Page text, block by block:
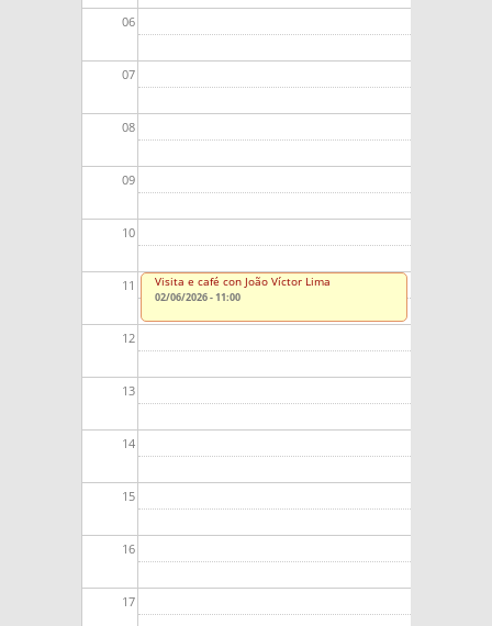
06
07
08
09
10
11
12
13
14
15
16
17
Visita e café con João Víctor Lima
02/06/2026 - 11:00